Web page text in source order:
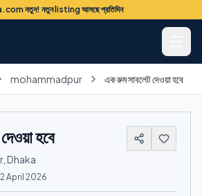
নতুন! নতুন listing আসছে প্রতিদিন
mohammadpur এক রুম সাবলেট দেওয়া হবে
হবে
, Dhaka
2 April 2026